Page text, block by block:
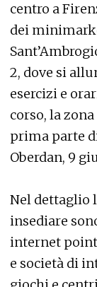
centro a
dei
2, dove si
esercizi e
corso, la
prima parte
Oberdan, 9
Nel dettaglio
insediare
internet
e società di